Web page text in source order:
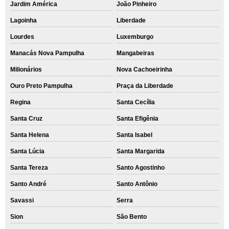
Jardim América João Pinheiro
Lagoinha Liberdade
Lourdes Luxemburgo
Manacás Nova Pampulha Mangabeiras
Milionários Nova Cachoeirinha
Ouro Preto Pampulha Praça da Liberdade
Regina Santa Cecília
Santa Cruz Santa Efigênia
Santa Helena Santa Isabel
Santa Lúcia Santa Margarida
Santa Tereza Santo Agostinho
Santo André Santo Antônio
Savassi Serra
Sion São Bento